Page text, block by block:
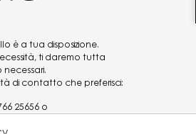
è a tua disposizione.
ti daremo tutta
necessari.
di contatto che preferisci:
25656 o